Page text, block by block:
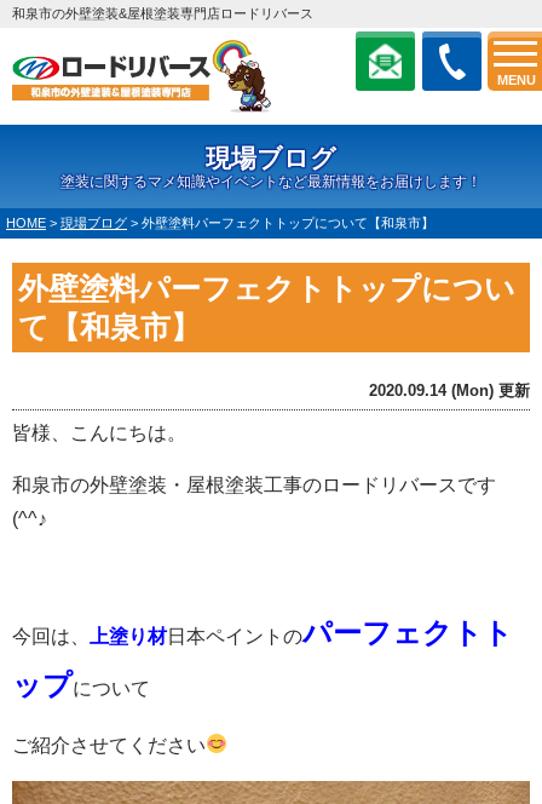
MENU
和泉市の外壁塗装&屋根塗装専門店ロードリバース
現場ブログ
塗装に関するマメ知識やイベントなど最新情報をお届けします！
HOME > 現場ブログ > 外壁塗料パーフェクトトップについて【和泉市】
外壁塗料パーフェクトトップについ
て【和泉市】
2020.09.14 (Mon) 更新
皆様、こんにちは。
和泉市の外壁塗装・屋根塗装工事のロードリバースです
(^^♪
今回は、 上塗り材日本ペイントのパーフェクトト
ップについて
ご紹介させてください